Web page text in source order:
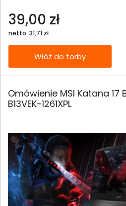
39,00 zł
netto: 31,71 zł
Włóż do torby
Omówienie MSI Katana 17
B13VEK-1261XPL